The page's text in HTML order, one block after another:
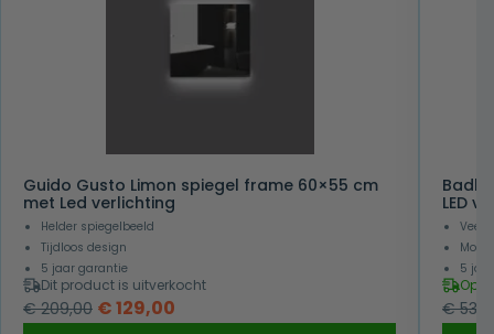
Guido Gusto Limon spiegel frame 60×55 cm
met Led verlichting
Helder spiegelbeeld
Tijdloos design
5 jaar garantie
Dit product is uitverkocht
€209,00 Oorspronkelijke
€129,00
LED
Veel
5
Op
€